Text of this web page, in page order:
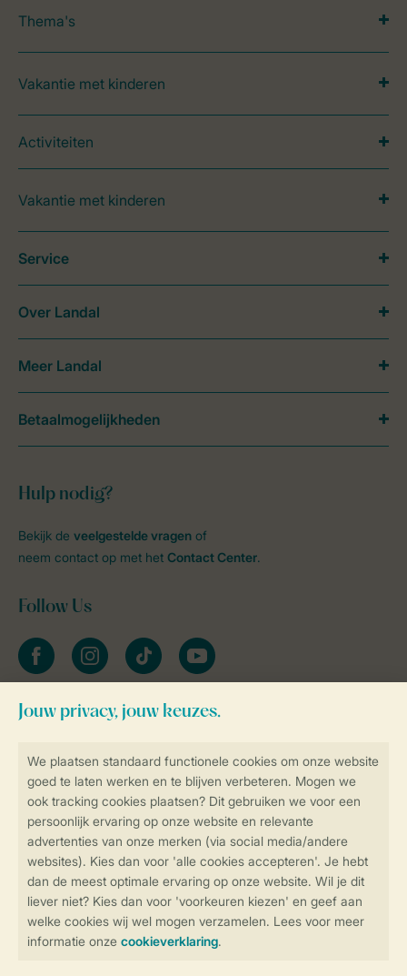
Controle over jouw gegevens &
Veilig en snel online boeken
Veilige gegevensoverdracht
Veilige betaling
Thema's
Vakantie met kinderen
Activiteiten
Vakantie met kinderen
Hulp nodig?
Bekijk de veelgestelde vragen of
neem contact op met het Contact Center.
Follow Us
facebookinstagramtiktok youtube
Blijf op de hoogte
Service
Over Landal
Meer Landal
Betaalmogelijkheden